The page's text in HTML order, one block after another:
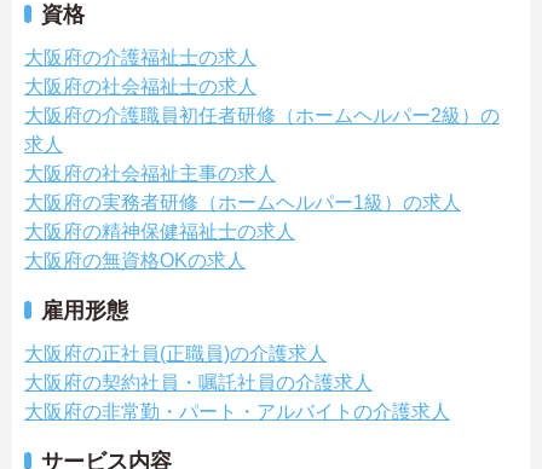
資格
大阪府の介護福祉士の求人
大阪府の社会福祉士の求人
大阪府の介護職員初任者研修（ホームヘルパー2級）の
求人
大阪府の社会福祉主事の求人
大阪府の実務者研修（ホームヘルパー1級）の求人
大阪府の精神保健福祉士の求人
大阪府の無資格OKの求人
雇用形態
大阪府の正社員(正職員)の介護求人
大阪府の契約社員・嘱託社員の介護求人
大阪府の非常勤・パート・アルバイトの介護求人
サービス内容